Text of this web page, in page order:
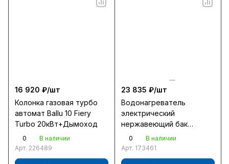
16 920 ₽/шт
Колонка газовая турбо
автомат Ballu 10 Fiery
Turbo 20кВт+Дымоход
0
В наличии
Арт. 226489
23 835 ₽/шт
Водонагреватель
электрический
нержавеющий бак
плоский 80л Electrolux
EWH 80 Centurio IQ 2кВт
0
В наличии
Арт. 173461